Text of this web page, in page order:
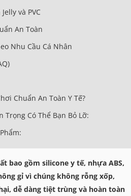
và PVC
An Toàn
Nhu Cầu Cá Nhân
Chuẩn An Toàn Y Tế?
Trọng Có Thể Bạn Bỏ Lỡ:
bao gồm silicone y tế, nhựa ABS,
gỉ vì chúng không rỗng xốp,
dễ dàng tiệt trùng và hoàn toàn